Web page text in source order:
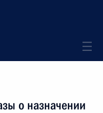
о назначении